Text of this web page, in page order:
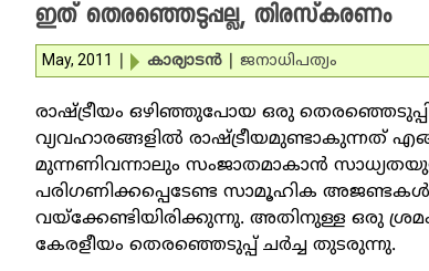
ഇത് തെരഞ്ഞെടുപ്പല്ല, തിരസ്‌കരണം
May, 2011 കാര്യാടന്‍ ജനാധിപത്യം
രാഷ്ട്രീയം ഒഴിഞ്ഞുപോയ ഒരു
വ്യവഹാരങ്ങളില്‍ രാഷ്ട്രീയമുണ്ടാകുന്നത്
മുന്നണിവന്നാലും സംജാതമാകാന്‍
പരിഗണിക്കപ്പെടേണ്ട സാമൂഹിക
വയ്‌ക്കേണ്ടിയിരിക്കുന്നു. അതിനുള്ള ഒരു
കേരളീയം തെരഞ്ഞെടുപ്പ് ചര്‍ച്ച തുടരുന്നു.